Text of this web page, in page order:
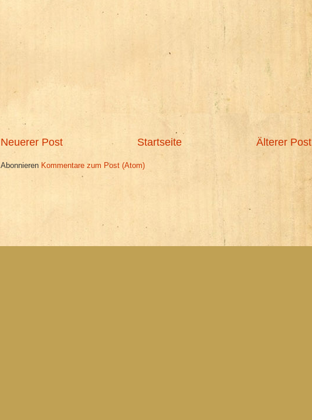
Neuerer Post Älterer Post
Startseite
Abonnieren Kommentare zum Post (Atom)